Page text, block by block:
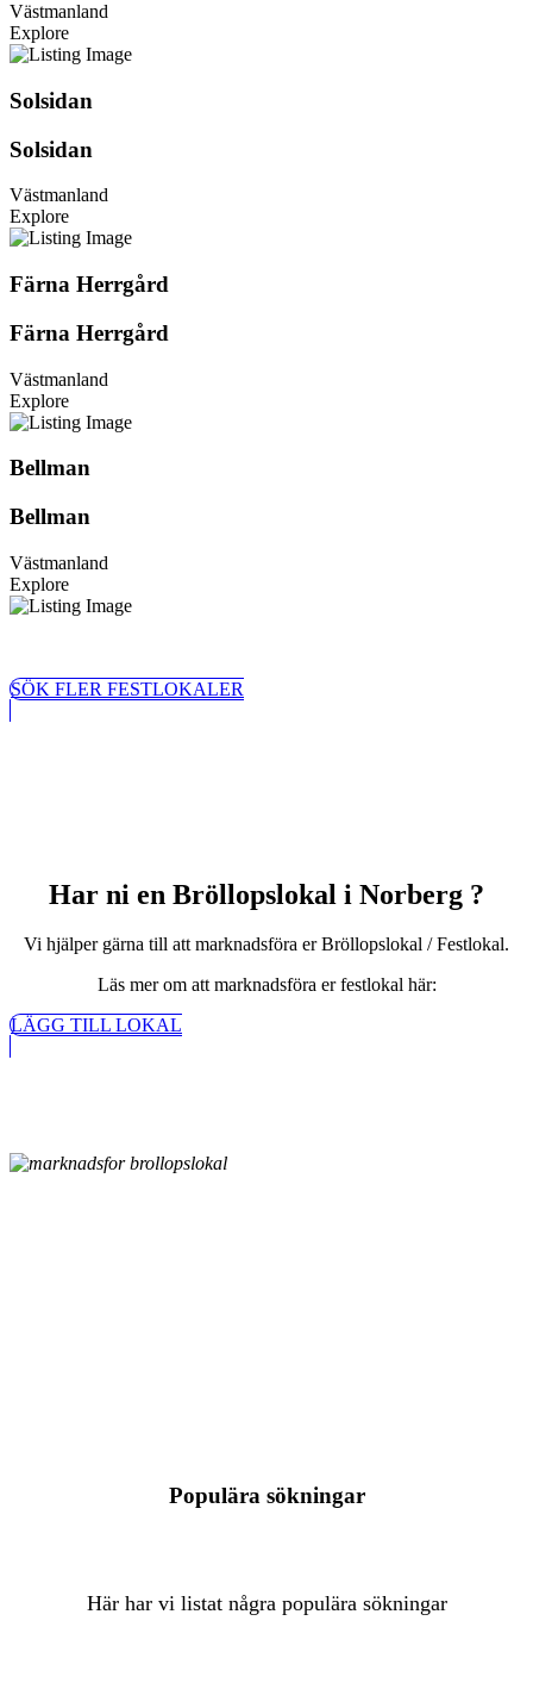
Västmanland
Explore
Solsidan
Solsidan
Västmanland
Explore
Färna Herrgård
Färna Herrgård
Västmanland
Explore
Bellman
Bellman
Västmanland
Explore
SÖK FLER FESTLOKALER
Har ni en Bröllopslokal i Norberg ?
Vi hjälper gärna till att marknadsföra er Bröllopslokal / Festlokal.
Läs mer om att marknadsföra er festlokal här:
LÄGG TILL LOKAL
Populära sökningar
Här har vi listat några populära sökningar